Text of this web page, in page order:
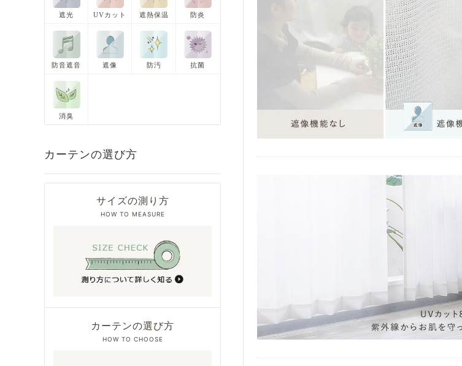
遮光 UVカット 遮熱保温 防炎
防音遮音 遮像 防汚 抗菌
消臭
カーテンの選び方
サイズの測り方
HOW TO MEASURE
カーテンの選び方
HOW TO CHOOSE